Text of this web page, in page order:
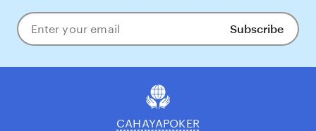
Enter
your
Subscribe
CAHAYAPOKER